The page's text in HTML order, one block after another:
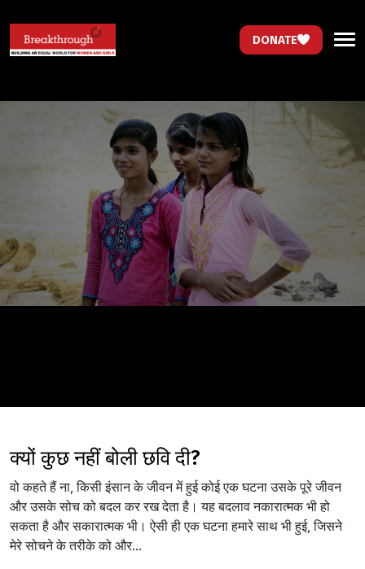
DONATE
क्यों कुछ नहीं बोली छवि दी?
वो कहते हैं ना, किसी इंसान के जीवन में हुई कोई एक घटना उसके पूरे जीवन
और उसके सोच को बदल कर रख देता है। यह बदलाव नकारात्मक भी हो
सकता है और सकारात्मक भी। ऐसी ही एक घटना हमारे साथ भी हुई, जिसने
मेरे सोचने के तरीके को और...